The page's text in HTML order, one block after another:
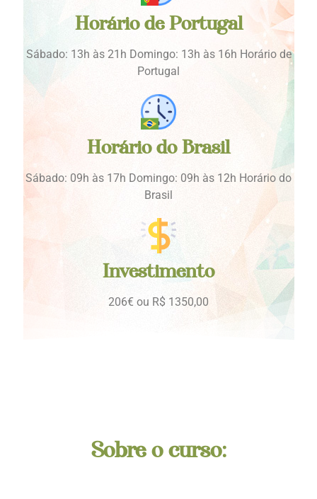
Horário de Portugal
Sábado: 13h às 21h Domingo: 13h às 16h Horário de
Portugal
Horário do Brasil
Sábado: 09h às 17h Domingo: 09h às 12h Horário do
Brasil
Investimento
206€ ou R$ 1350,00
Sobre o curso: